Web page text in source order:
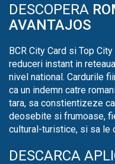
DESCOPERA
AVANTAJOS
BCR City Card si Top
reduceri instant in
nivel national. Cardurile
ca un indemn catre
tara, sa constientizeze
deosebite si frumoase,
cultural-turistice, si sa le
DESCARCA